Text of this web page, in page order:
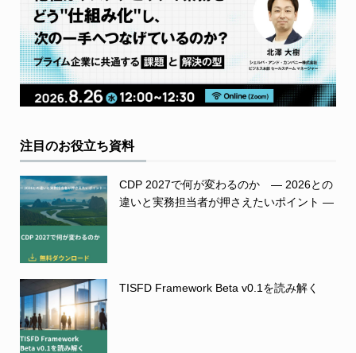
注目のお役立ち資料
CDP 2027で何が変わるのか ― 2026との
違いと実務担当者が押さえたいポイント ―
TISFD Framework Beta v0.1を読み解く